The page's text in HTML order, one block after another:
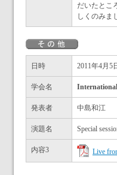
だいたとこ
しくのみま
日時 2011年4月5
学会名
発表者 中島和江
演題名 Special
内容3 Live